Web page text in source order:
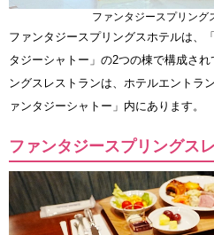
ファンタジースプリング
ファンタジースプリングスホテルは、「
タジーシャトー」の2つの棟で構成さ
ングスレストランは、ホテルエントラ
ァンタジーシャトー」内にあります。
ファンタジースプリングス